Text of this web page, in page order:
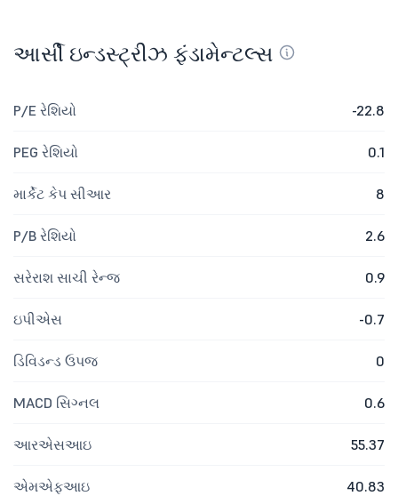
આર્સી ઇન્ડસ્ટ્રીઝ ફંડામેન્ટલ્સ
P/E રેશિયો -22.8
PEG રેશિયો 0.1
માર્કેટ કેપ સીઆર 8
P/B રેશિયો 2.6
સરેરાશ સાચી રેન્જ 0.9
ઇપીએસ -0.7
ડિવિડન્ડ ઉપજ 0
MACD સિગ્નલ 0.6
આરએસઆઇ 55.37
એમએફઆઇ 40.83